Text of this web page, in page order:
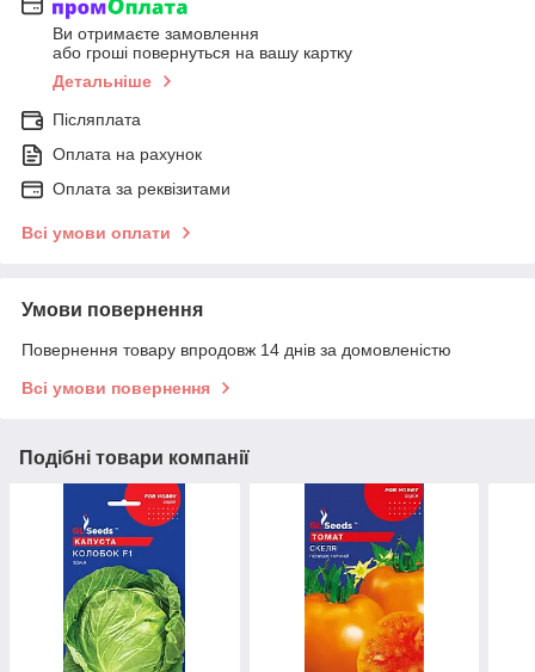
Ви отримаєте замовлення
або гроші повернуться на вашу картку
Детальніше
Післяплата
Оплата на рахунок
Оплата за реквізитами
Всі умови оплати
Умови повернення
Повернення товару впродовж 14 днів за домовленістю
Всі умови повернення
Подібні товари компанії